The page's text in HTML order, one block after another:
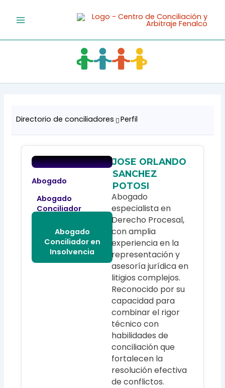
Directorio de conciliadores Perfil
Abogado
Abogado
Conciliador
Abogado
Conciliador en
Insolvencia
JOSE ORLANDO
SANCHEZ
POTOSI
Abogado
especialista en
Derecho Procesal,
con amplia
experiencia en la
representación y
asesoría jurídica en
litigios complejos.
Reconocido por su
capacidad para
combinar el rigor
técnico con
habilidades de
conciliación que
fortalecen la
resolución efectiva
de conflictos.